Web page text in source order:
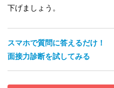
下げましょう。
スマホで質問に答えるだけ！
面接力診断を試してみる